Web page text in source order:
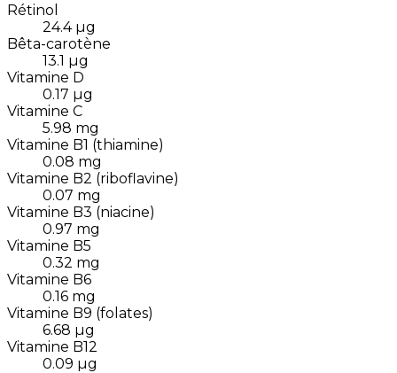
Rétinol
24.4 µg
Bêta-carotène
13.1 µg
Vitamine D
0.17 µg
Vitamine C
5.98 mg
Vitamine B1 (thiamine)
0.08 mg
Vitamine B2 (riboflavine)
0.07 mg
Vitamine B3 (niacine)
0.97 mg
Vitamine B5
0.32 mg
Vitamine B6
0.16 mg
Vitamine B9 (folates)
6.68 µg
Vitamine B12
0.09 µg